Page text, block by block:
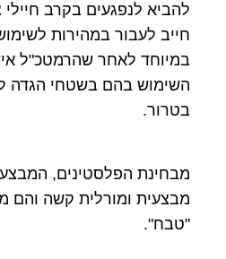
להביא לנפגעים בקרב
חייב לעבור במהירות
במיוחד לאחר שהרמטכ"ל
השימוש בהם בשטחי הגדה
בטרור.
מבחינת הפלסטינים, המבצע
מבצעית ומורלית קשה והם
"טבח".